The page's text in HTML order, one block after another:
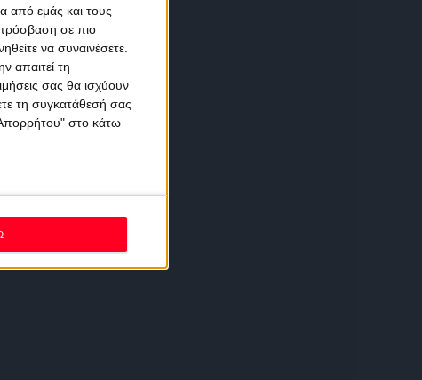
από εμάς και τους
σε πιο
να συναινέσετε.
απαιτεί τη
σας θα ισχύουν
τη συγκατάθεσή σας
στο κάτω